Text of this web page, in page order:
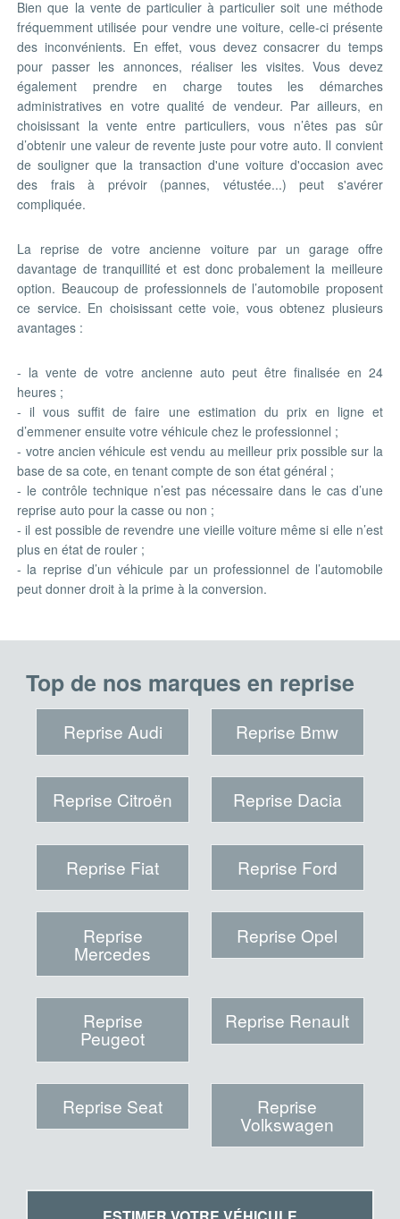
Bien que la vente de particulier à particulier soit une méthode
fréquemment utilisée pour vendre une voiture, celle-ci présente
des inconvénients. En effet, vous devez consacrer du temps
pour passer les annonces, réaliser les visites. Vous devez
également prendre en charge toutes les démarches
administratives en votre qualité de vendeur. Par ailleurs, en
choisissant la vente entre particuliers, vous n’êtes pas sûr
d’obtenir une valeur de revente juste pour votre auto. Il convient
de souligner que la transaction d'une voiture d'occasion avec
des frais à prévoir (pannes, vétustée...) peut s'avérer
compliquée.
La reprise de votre ancienne voiture par un garage offre
davantage de tranquillité et est donc probalement la meilleure
option. Beaucoup de professionnels de l’automobile proposent
ce service. En choisissant cette voie, vous obtenez plusieurs
avantages :
- la vente de votre ancienne auto peut être finalisée en 24
heures ;
- il vous suffit de faire une estimation du prix en ligne et
d’emmener ensuite votre véhicule chez le professionnel ;
- votre ancien véhicule est vendu au meilleur prix possible sur la
base de sa cote, en tenant compte de son état général ;
- le contrôle technique n’est pas nécessaire dans le cas d’une
reprise auto pour la casse ou non ;
- il est possible de revendre une vieille voiture même si elle n’est
plus en état de rouler ;
- la reprise d’un véhicule par un professionnel de l’automobile
peut donner droit à la prime à la conversion.
Top de nos marques en reprise
Reprise Audi Reprise Bmw
Reprise Citroën Reprise Dacia
Reprise Fiat Reprise Ford
Reprise
Mercedes
Reprise Opel
Reprise
Peugeot
Reprise Renault
Reprise Seat Reprise
Volkswagen